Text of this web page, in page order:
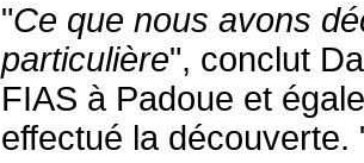
"Ce que nous avons
particulière", conclut
FIAS à Padoue et
effectué la découverte.